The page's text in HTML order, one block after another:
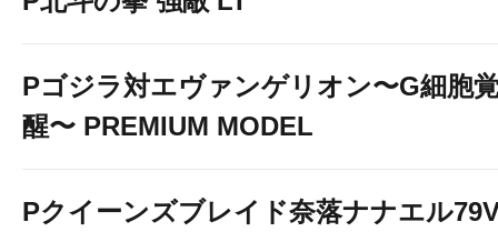
Pゴジラ対エヴァンゲリオン〜G細胞
醒〜 PREMIUM MODEL
Pクイーンズブレイド奈落ナナエル